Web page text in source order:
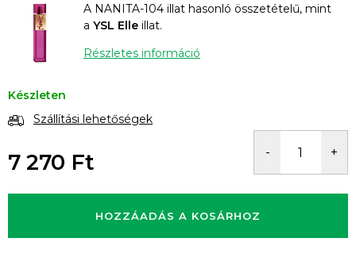
A NANITA-104 illat hasonló összetételű, mint
a YSL Elle illat.
Részletes információ
Készleten
Szállítási lehetőségek
7 270 Ft
HOZZÁADÁS A KOSÁRHOZ